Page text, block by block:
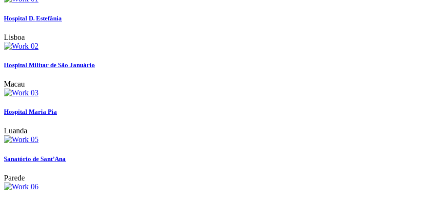
Hospital D. Estefânia
Lisboa
Hospital Militar de São Januário
Macau
Hospital Maria Pia
Luanda
Sanatório de Sant’Ana
Parede